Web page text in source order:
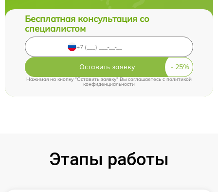
Бесплатная консультация со
специалистом
Оставить заявку
Нажимая на кнопку "Оставить заявку" Вы соглашаетесь cполитикой
конфиденциальности
Этапы работы